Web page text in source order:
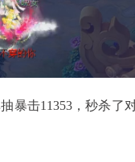
暴击11353，秒杀了